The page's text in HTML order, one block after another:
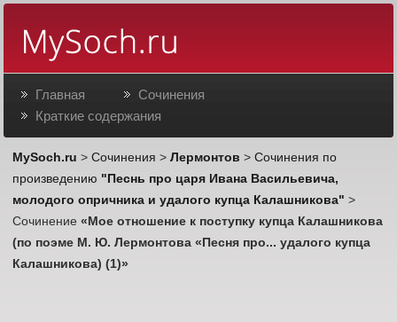
Главная
Сочинения
Краткие содержания
MySoch.ru >Сочинения >Лермонтов >Сочинения по
произведению "Песнь про царя Ивана Васильевича,
молодого опричника и удалого купца Калашникова" >
Сочинение«Мое отношение к поступку купца Калашникова
(по поэме М. Ю. Лермонтова «Песня про... удалого купца
Калашникова) (1)»